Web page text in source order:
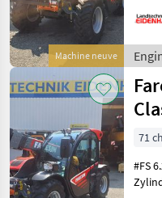
Machine neuve
30
mit
71
#FS